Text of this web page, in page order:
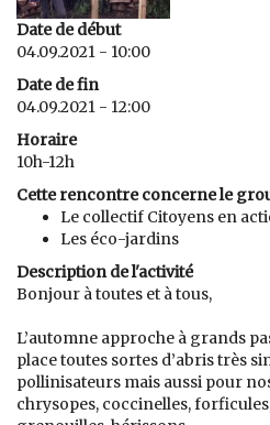
Date de début
04.09.2021 - 10:00
Date de fin
04.09.2021 - 12:00
Horaire
10h-12h
Cette rencontre concerne le
Le collectif Citoyens en
Les éco-jardins
Description de l'activité
Bonjour à toutes et à tous,
L’automne approche à grands
place toutes sortes d’abris très
pollinisateurs mais aussi pour
chrysopes, coccinelles,